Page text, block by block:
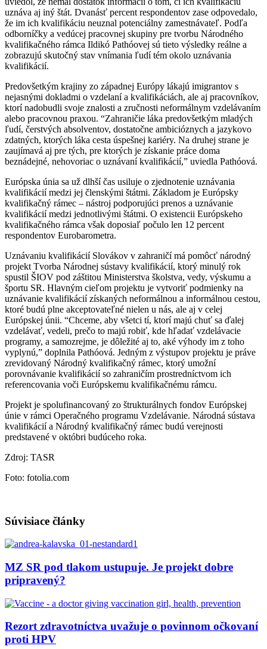
uznáva aj iný štát. Dvanásť percent respondentov zase odpovedalo,
že im ich kvalifikáciu neuznal potenciálny zamestnávateľ. Podľa
odborníčky a vedúcej pracovnej skupiny pre tvorbu Národného
kvalifikačného rámca Ildikó Pathóovej sú tieto výsledky reálne a
zobrazujú skutočný stav vnímania ľudí tém okolo uznávania
kvalifikácií.
Predovšetkým krajiny zo západnej Európy lákajú imigrantov s
nejasnými dokladmi o vzdelaní a kvalifikáciách, ale aj pracovníkov,
ktorí nadobudli svoje znalosti a zručnosti neformálnym vzdelávaním
alebo pracovnou praxou. “Zahraničie láka predovšetkým mladých
ľudí, čerstvých absolventov, dostatočne ambicióznych a jazykovo
zdatných, ktorých láka cesta úspešnej kariéry. Na druhej strane je
zaujímavá aj pre tých, pre ktorých je získanie práce doma
beznádejné, nehovoriac o uznávaní kvalifikácií,” uviedla Pathóová.
Európska únia sa už dlhší čas usiluje o zjednotenie uznávania
kvalifikácií medzi jej členskými štátmi. Základom je Európsky
kvalifikačný rámec – nástroj podporujúci prenos a uznávanie
kvalifikácií medzi jednotlivými štátmi. O existencii Európskeho
kvalifikačného rámca však doposiaľ počulo len 12 percent
respondentov Eurobarometra.
Uznávaniu kvalifikácií Slovákov v zahraničí má pomôcť národný
projekt Tvorba Národnej sústavy kvalifikácií, ktorý minulý rok
spustil ŠIOV pod záštitou Ministerstva školstva, vedy, výskumu a
športu SR. Hlavným cieľom projektu je vytvoriť podmienky na
uznávanie kvalifikácií získaných neformálnou a informálnou cestou,
ktoré budú plne akceptovateľné nielen u nás, ale aj v celej
Európskej únii. “Chceme, aby všetci tí, ktorí majú chuť sa ďalej
vzdelávať, vedeli, prečo to majú robiť, kde hľadať vzdelávacie
programy, a samozrejme, je dôležité aj to, aké výhody im z toho
vyplynú,” doplnila Pathóová. Jedným z výstupov projektu je práve
zrevidovaný Národný kvalifikačný rámec, ktorý umožní
porovnávanie kvalifikácií so zahraničím prostredníctvom ich
referencovania voči Európskemu kvalifikačnému rámcu.
Projekt je spolufinancovaný zo štrukturálnych fondov Európskej
únie v rámci Operačného programu Vzdelávanie. Národná sústava
kvalifikácií a Národný kvalifikačný rámec budú verejnosti
predstavené v októbri budúceho roka.
Zdroj: TASR
Foto: fotolia.com
Súvisiace články
MZ SR pod tlakom ustupuje. Je projekt dobre
pripravený?
Rezort zdravotníctva uvažuje o povinnom očkovaní
proti HPV